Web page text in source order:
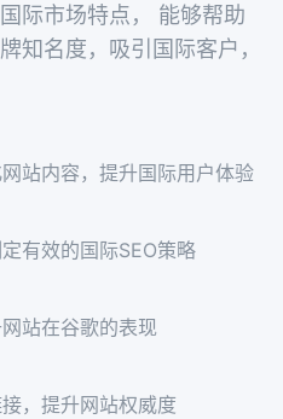
际市场特点， 能够帮助
知名度，吸引国际客户，
站内容，提升国际用户体验
有效的国际SEO策略
站在谷歌的表现
，提升网站权威度